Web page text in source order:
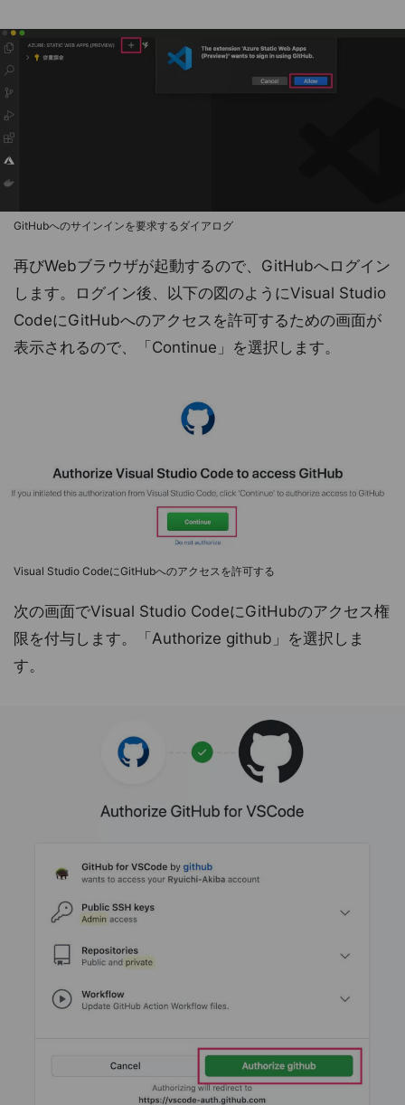
GitHubへのサインインを要求するダイアログ
再びWebブラウザが起動するので、GitHubへログイン
します。ログイン後、以下の図のようにVisual Studio
CodeにGitHubへのアクセスを許可するための画面が
表示されるので、「Continue」を選択します。
Visual Studio CodeにGitHubへのアクセスを許可する
次の画面でVisual Studio CodeにGitHubのアクセス権
限を付与します。「Authorize github」を選択しま
す。